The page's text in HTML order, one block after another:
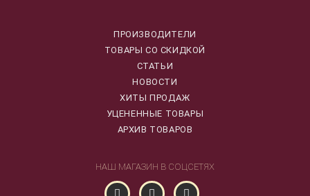
ПРОИЗВОДИТЕЛИ
ТОВАРЫ СО СКИДКОЙ
СТАТЬИ
НОВОСТИ
ХИТЫ ПРОДАЖ
УЦЕНЕННЫЕ ТОВАРЫ
АРХИВ ТОВАРОВ
НАШ МАГАЗИН В СОЦСЕТЯХ